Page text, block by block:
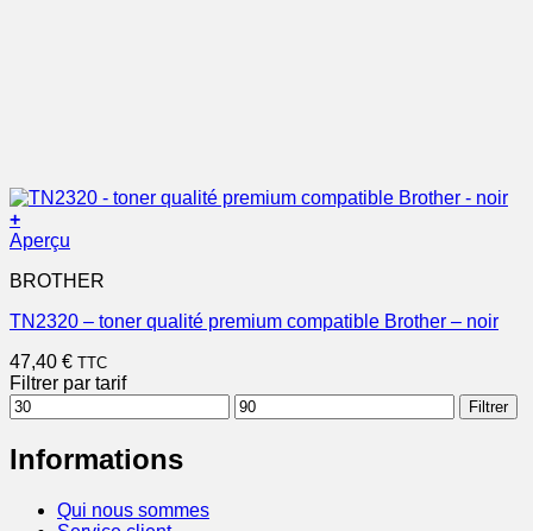
+
Aperçu
BROTHER
TN2320 – toner qualité premium compatible Brother – noir
47,40 € TTC
Filtrer par tarif
Prix
min
Prix
max
Filtrer
Informations
Qui nous sommes